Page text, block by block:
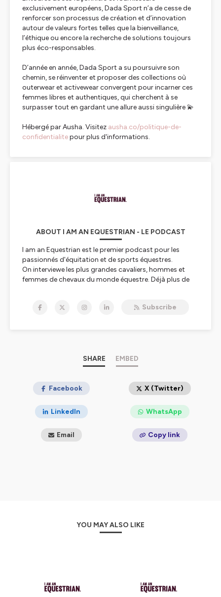
exclusivement européens, Dada Sport n’a de cesse de
renforcer son processus de création et d’innovation
autour de valeurs fortes telles que la bienveillance,
l’éthique ou encore la recherche de solutions toujours
plus éco-responsables.
D’année en année, Dada Sport a su poursuivre son
chemin, se réinventer et proposer des collections où
outerwear et activewear convergent pour incarner ces
femmes libres et authentiques, qui cherchent à se
surpasser tout en gardant une allure aussi singulière 💫
Hébergé par Ausha. Visitez ausha.co/politique-de-
confidentialitepour plus d'informations.
ABOUT I AM AN EQUESTRIAN - LE PODCAST
I am an Equestrian est le premier podcast pour les
passionnés d'équitation et de sports équestres.
On interviewe les plus grandes cavaliers, hommes et
femmes de chevaux du monde équestre. Déjà plus de
Ce podcast est produit par Éclat, agence de
Hébergé par Ausha. Visitez
ausha.co/politique-de-
pour plus d'informations.
Subscribe
SHARE EMBED
Facebook X (Twitter)
LinkedIn WhatsApp
Email Copy link
YOU MAY ALSO LIKE